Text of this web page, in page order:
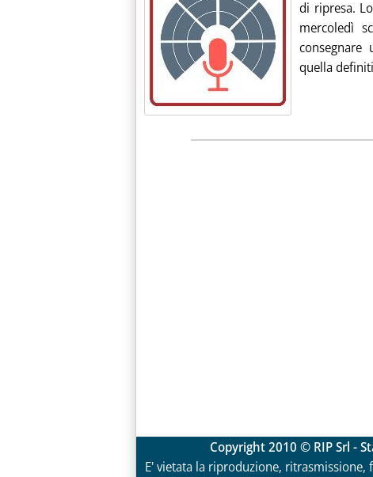
di ripresa.
mercoledì
consegnare
quella
Copyright 2010 © RIP Srl -
E' vietata la riproduzione,